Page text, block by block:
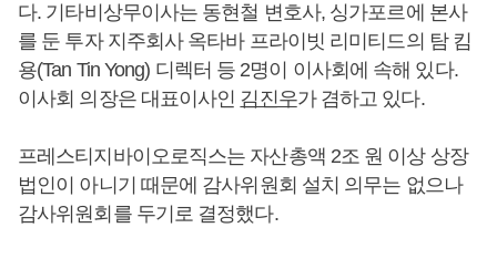
다. 기타비상무이사는 동현철 변호사, 싱가포르에 본사
를 둔 투자 지주회사 옥타바 프라이빗 리미티드의 탐 킴
용(Tan Tin Yong) 디렉터 등 2명이 이사회에 속해 있다.
이사회 의장은 대표이사인 김진우가 겸하고 있다.
프레스티지바이오로직스는 자산총액 2조 원 이상 상장
법인이 아니기 때문에 감사위원회 설치 의무는 없으나
감사위원회를 두기로 결정했다.